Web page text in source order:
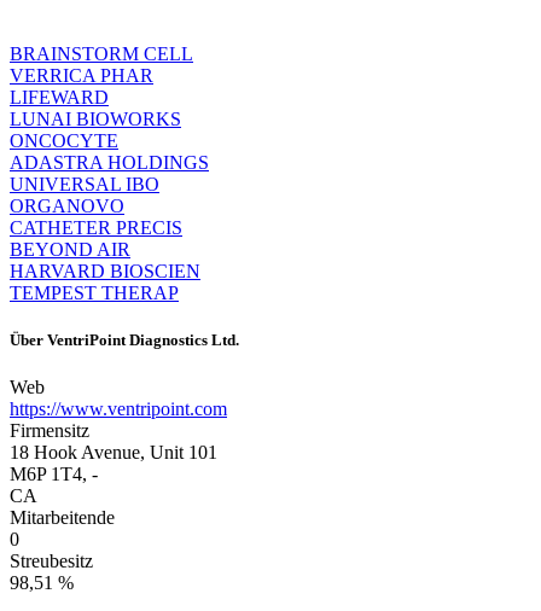
BRAINSTORM CELL
VERRICA PHAR
LIFEWARD
LUNAI BIOWORKS
ONCOCYTE
ADASTRA HOLDINGS
UNIVERSAL IBO
ORGANOVO
CATHETER PRECIS
BEYOND AIR
HARVARD BIOSCIEN
TEMPEST THERAP
Über VentriPoint Diagnostics Ltd.
Web
https://www.ventripoint.com
Firmensitz
18 Hook Avenue, Unit 101
M6P 1T4, -
CA
Mitarbeitende
0
Streubesitz
98,51 %